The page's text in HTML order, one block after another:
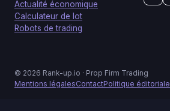
Actualité économique
Calculateur de lot
Robots de trading
© 2026 Rank-up.io · Prop Firm Trading
Mentions légalesContactPolitique éditoriale